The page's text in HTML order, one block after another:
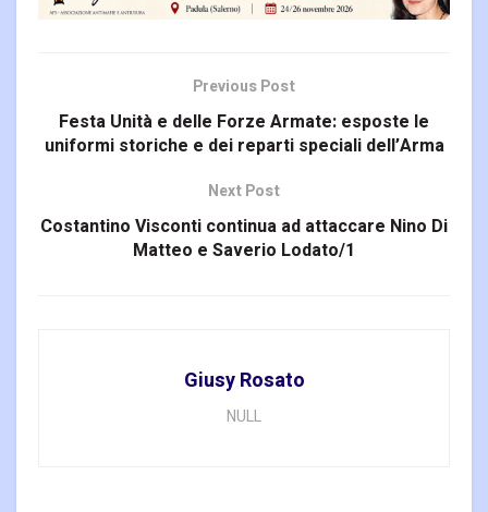
Previous Post
Festa Unità e delle Forze Armate: esposte le
uniformi storiche e dei reparti speciali dell’Arma
Next Post
Costantino Visconti continua ad attaccare Nino Di
Matteo e Saverio Lodato/1
Giusy Rosato
NULL